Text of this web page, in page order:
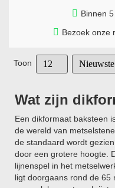
Binnen
Bezoek onze
Toon
Wat zijn
Een dikformaat baksteen
de wereld van
de standaard wordt
door een grotere hoogte.
lijnenspel in het
ligt doorgaans rond de 65